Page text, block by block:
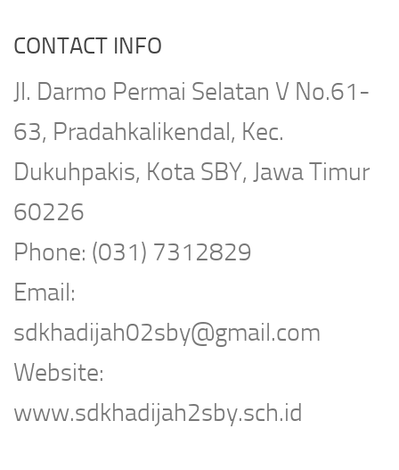
CONTACT INFO
Jl. Darmo Permai Selatan V No.61-
63, Pradahkalikendal, Kec.
Dukuhpakis, Kota SBY, Jawa Timur
60226
Phone: (031) 7312829
Email:
sdkhadijah02sby@gmail.com
Website:
www.sdkhadijah2sby.sch.id